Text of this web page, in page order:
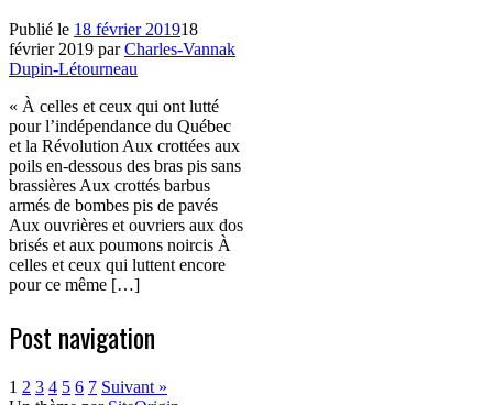
Publié le 18 février 201918
février 2019 parCharles-Vannak
Dupin-Létourneau
« À celles et ceux qui ont lutté
pour l’indépendance du Québec
et la Révolution Aux crottées aux
poils en-dessous des bras pis sans
brassières Aux crottés barbus
armés de bombes pis de pavés
Aux ouvrières et ouvriers aux dos
brisés et aux poumons noircis À
celles et ceux qui luttent encore
pour ce même […]
Post navigation
1 2 3 4 5 6 7 Suivant »